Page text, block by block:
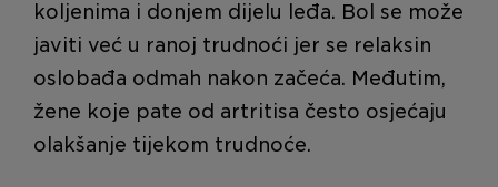
koljenima i donjem dijelu leđa. Bol se može
javiti već u ranoj trudnoći jer se relaksin
oslobađa odmah nakon začeća. Međutim,
žene koje pate od artritisa često osjećaju
olakšanje tijekom trudnoće.